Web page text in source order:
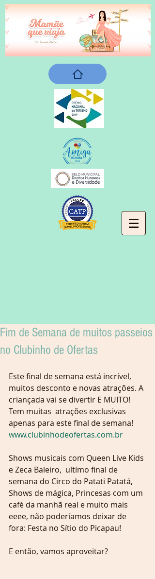
Fim de Semana de muitos passeios
no Clubinho de Ofertas
Este final de semana está incrível,
muitos desconto e novas atrações. A
criançada vai se divertir E MUITO!
Tem muitas  atrações exclusivas
apenas para este final de semana!
www.clubinhodeofertas.com.br
Shows musicais com Queen Live Kids
e Zeca Baleiro,  ultímo final de
semana do Circo do Patati Patatá,
Shows de mágica, Princesas com um
café da manhã real e muito mais
eeee, não poderíamos deixar de
fora: Festa no Sítio do Picapau!
E então, vamos aproveitar?